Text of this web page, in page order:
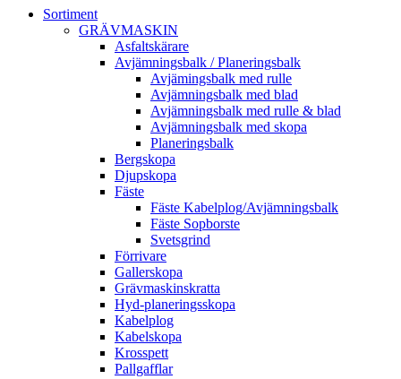
Sortiment
GRÄV­MASKIN
Asfalt­skärare
Avjämnings­balk / Planeringsbalk
Avjämingsbalk med rulle
Avjämningsbalk med blad
Avjämningsbalk med rulle & blad
Avjämningsbalk med skopa
Planerings­balk
Berg­skopa
Djup­skopa
Fäste
Fäste Kabel­­plog/­Avjämnings­­balk
Fäste Sop­borste
Svets­grind
Förrivare
Galler­skopa
Gräv­maskins­kratta
Hyd­-planerings­skopa
Kabel­plog
Kabel­skopa
Kros­spett
Pallgafflar